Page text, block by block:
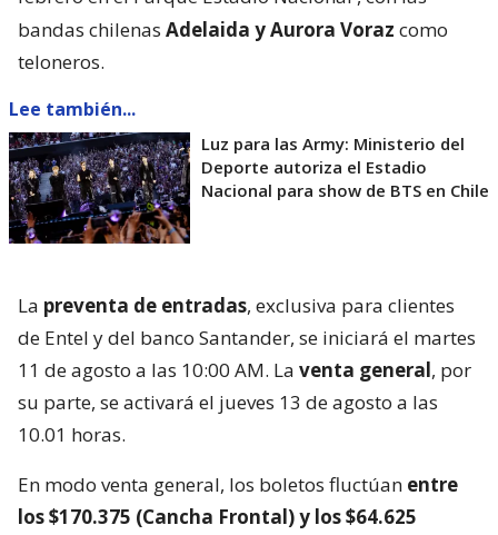
bandas chilenas Adelaida y Aurora Voraz como
teloneros.
Lee también...
Luz para las Army: Ministerio del
Deporte autoriza el Estadio
Nacional para show de BTS en Chile
La preventa de entradas, exclusiva para clientes
de Entel y del banco Santander, se iniciará el martes
11 de agosto a las 10:00 AM. La venta general, por
su parte, se activará el jueves 13 de agosto a las
10.01 horas.
En modo venta general, los boletos fluctúan entre
los $170.375 (Cancha Frontal) y los $64.625